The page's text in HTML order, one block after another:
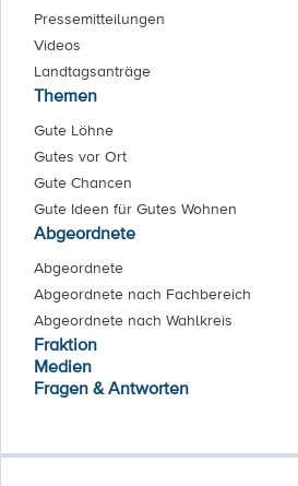
Pressemitteilungen
Videos
Landtagsanträge
Themen
Gute Löhne
Gutes vor Ort
Gute Chancen
Gute Ideen für Gutes Wohnen
Abgeordnete
Abgeordnete
Abgeordnete nach Fachbereich
Abgeordnete nach Wahlkreis
Fraktion
Medien
Fragen & Antworten